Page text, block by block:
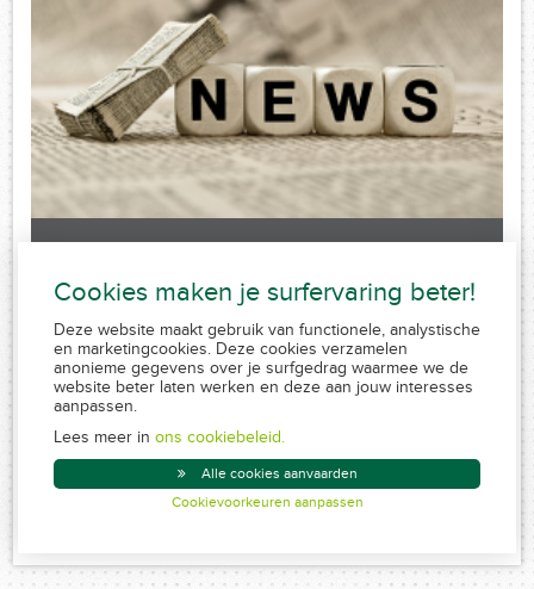
Sorry, no posts matched your criteria.
Conduite MiFID
Created by Insucommerce
Cookies maken je surfervaring beter!
Deze website maakt gebruik van functionele, analystische
en marketingcookies. Deze cookies verzamelen
anonieme gegevens over je surfgedrag waarmee we de
website beter laten werken en deze aan jouw interesses
aanpassen.
Lees meer in ons cookiebeleid.
Alle cookies aanvaarden
Cookievoorkeuren aanpassen